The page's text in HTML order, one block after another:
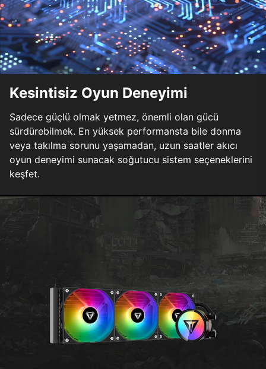
Kesintisiz Oyun Deneyimi
Sadece güçlü olmak yetmez, önemli olan gücü
sürdürebilmek. En yüksek performansta bile donma
veya takılma sorunu yaşamadan, uzun saatler akıcı
oyun deneyimi sunacak soğutucu sistem seçeneklerini
keşfet.